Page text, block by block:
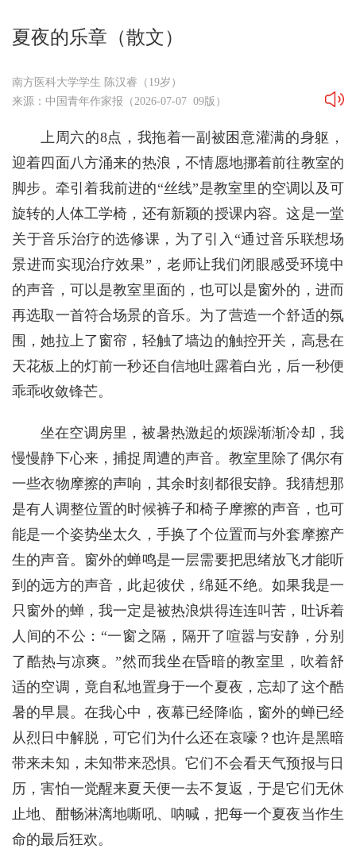
夏夜的乐章（散文）
南方医科大学学生 陈汉睿（19岁）
来源：中国青年作家报（2026-07-07 09版）
上周六的8点，我拖着一副被困意灌满的身躯，
迎着四面八方涌来的热浪，不情愿地挪着前往教室的
脚步。牵引着我前进的“丝线”是教室里的空调以及可
旋转的人体工学椅，还有新颖的授课内容。这是一堂
关于音乐治疗的选修课，为了引入“通过音乐联想场
景进而实现治疗效果”，老师让我们闭眼感受环境中
的声音，可以是教室里面的，也可以是窗外的，进而
再选取一首符合场景的音乐。为了营造一个舒适的氛
围，她拉上了窗帘，轻触了墙边的触控开关，高悬在
天花板上的灯前一秒还自信地吐露着白光，后一秒便
乖乖收敛锋芒。
坐在空调房里，被暑热激起的烦躁渐渐冷却，我
慢慢静下心来，捕捉周遭的声音。教室里除了偶尔有
一些衣物摩擦的声响，其余时刻都很安静。我猜想那
是有人调整位置的时候裤子和椅子摩擦的声音，也可
能是一个姿势坐太久，手换了个位置而与外套摩擦产
生的声音。窗外的蝉鸣是一层需要把思绪放飞才能听
到的远方的声音，此起彼伏，绵延不绝。如果我是一
只窗外的蝉，我一定是被热浪烘得连连叫苦，吐诉着
人间的不公：“一窗之隔，隔开了喧嚣与安静，分别
了酷热与凉爽。”然而我坐在昏暗的教室里，吹着舒
适的空调，竟自私地置身于一个夏夜，忘却了这个酷
暑的早晨。在我心中，夜幕已经降临，窗外的蝉已经
从烈日中解脱，可它们为什么还在哀嚎？也许是黑暗
带来未知，未知带来恐惧。它们不会看天气预报与日
历，害怕一觉醒来夏天便一去不复返，于是它们无休
止地、酣畅淋漓地嘶吼、呐喊，把每一个夏夜当作生
命的最后狂欢。